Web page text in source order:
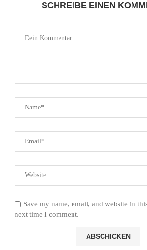
SCHREIBE EINEN
Save my name, email, and website in
next time I comment.